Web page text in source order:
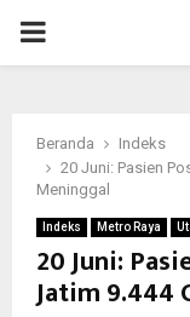
PRIMARY
Beranda
Indeks
20 Juni: Pasien
Meninggal
Indeks Metro Raya
20 Juni:
Jatim 9.444